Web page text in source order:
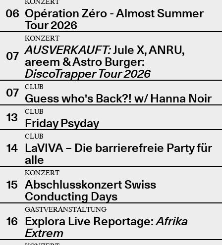
06 Opération Zéro - Almost Summer
Tour 2026
07
KONZERT
AUSVERKAUFT:Jule X, ANRU,
areem & Astro Burger:
DiscoTrapper Tour 2026
07
CLUB
Guess who's Back?! w/ Hanna Noir
13
CLUB
Friday Psyday
14
CLUB
LaVIVA – Die barrierefreie Party für
alle
15
KONZERT
Abschlusskonzert Swiss
Conducting Days
16
GASTVERANSTALTUNG
Explora Live Reportage:Afrika
Extrem